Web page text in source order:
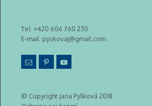
Tel: +420 606 760 230
E-mail: pyskovaj@gmail.com
© Copyright Jana Pyšková 2018